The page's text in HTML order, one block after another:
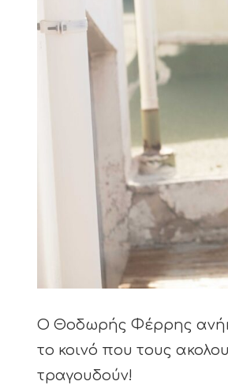
Ο Θοδωρής Φέρρης
το κοινό που τους
τραγουδούν!